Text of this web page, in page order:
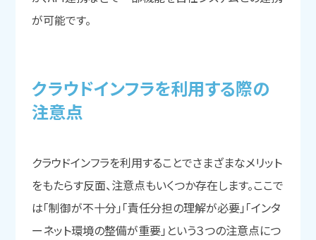
が可能です。
クラウドインフラを利用する際の
注意点
クラウドインフラを利用することでさまざまなメリット
をもたらす反面、注意点もいくつか存在します。ここで
は「制御が不十分」「責任分担の理解が必要」「インタ
ーネット環境の整備が重要」という３つの注意点につ